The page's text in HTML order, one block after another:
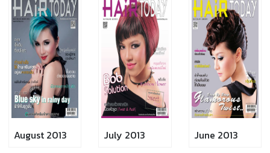
August 2013 July 2013 June 2013